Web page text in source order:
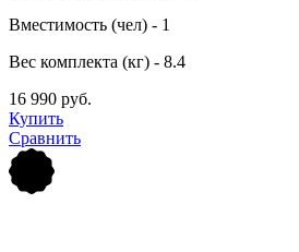
Вместимость (чел) - 1
Вес комплекта (кг) - 8.4
16 990 руб.
Купить
Сравнить